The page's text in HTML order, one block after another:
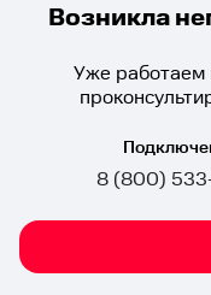
Возникла
Уже работаем
8 (800)